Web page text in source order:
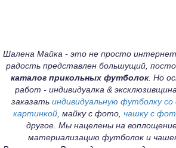
Шалена Майка - это не просто
радость представлен большущий,
каталог прикольных футболок. Но
работ - индивидуалка &
заказать индивидуальную футболку со
картинкой, майку с фото, чашку с
другое. Мы нацелены на
материализацию футболок и